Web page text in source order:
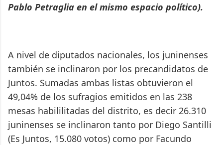
Pablo Petraglia en el mismo espacio político).
A nivel de diputados nacionales, los juninenses
también se inclinaron por los precandidatos de
Juntos. Sumadas ambas listas obtuvieron el
49,04% de los sufragios emitidos en las 238
mesas habililitadas del distrito, es decir 26.310
juninenses se inclinaron tanto por Diego Santilli
(Es Juntos, 15.080 votos) como por Facundo